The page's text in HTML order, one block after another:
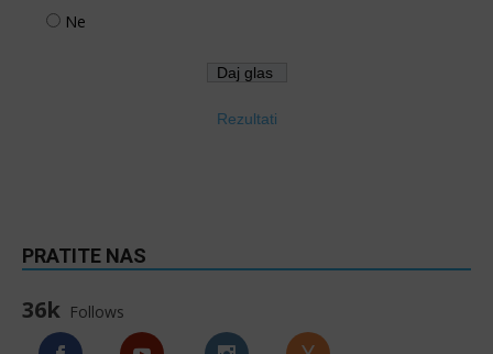
Ne
Rezultati
PRATITE NAS
36k Follows